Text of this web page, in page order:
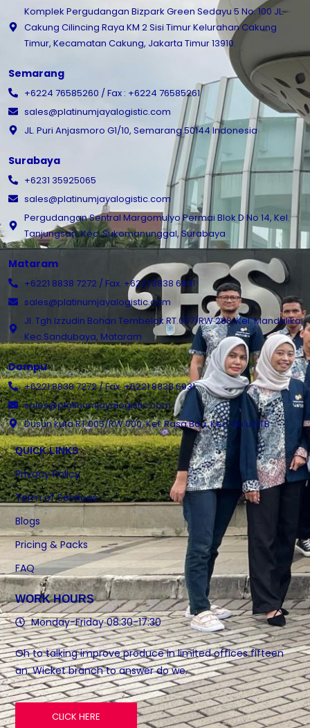
Komplek Pergudangan Bizpark Green Sedayu 5 No. 100 JL.
Cakung Cilincing Raya KM 2 Sisi Timur Kelurahan Cakung
Timur, Kecamatan Cakung, Jakarta Timur 13910.
Semarang
+6224 76585260 / Fax : +6224 76585261
sales@platinumjayalogistic.com
JL. Puri Anjasmoro G1/10, Semarang 50144 Indonesia
Surabaya
+6231 35925065
sales@platinumjayalogistic.com
Pergudangan Sentral Margomulyo Permai Blok D No 14, Kel.
Tanjungsari, Kec. Sukomanunggal, Surabaya
Mataram
+6221 8838 7272 / Fax. +6221 8838 6931
sales@platinumjayalogistic.com
Jl. Tgh Izzudin Bohari Tembelok RT.007/RW 288, Kel. Mandalika
Kec.Sandubaya, Mataram
Dompu
+6221 8838 7272 / Fax. +6221 8838 6931
sales@platinumjayalogistic.com
Dusun kuta RT.005/RW.000, Kel. Rasa Bou, Kec. Hu’u NTB
QUICK LINKS
Privacy Policy
Term of Services
Blogs
Pricing & Packs
FAQ
WORK HOURS
Monday-Friday 08:30-17:30
Oh to talking improve produce in limited offices fifteen
an. Wicket branch to answer do we.
CLICK HERE